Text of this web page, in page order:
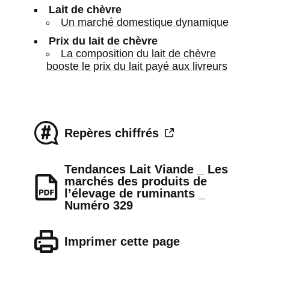
Lait de chèvre
Un marché domestique dynamique
Prix du lait de chèvre
La composition du lait de chèvre
booste le prix du lait payé aux livreurs
Repères chiffrés
Tendances Lait Viande _ Les
marchés des produits de
l’élevage de ruminants _
Numéro 329
Imprimer cette page